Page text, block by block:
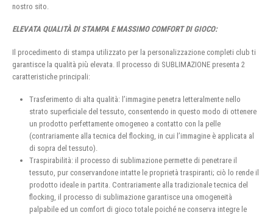
nostro sito.
ELEVATA QUALITÀ DI STAMPA E MASSIMO COMFORT DI GIOCO:
Il procedimento di stampa utilizzato per la personalizzazione completi club ti
garantisce la qualità più elevata. Il processo di SUBLIMAZIONE presenta 2
caratteristiche principali:
Trasferimento di alta qualità: l’immagine penetra letteralmente nello
strato superficiale del tessuto, consentendo in questo modo di ottenere
un prodotto perfettamente omogeneo a contatto con la pelle
(contrariamente alla tecnica del flocking, in cui l’immagine è applicata al
di sopra del tessuto).
Traspirabilità: il processo di sublimazione permette di penetrare il
tessuto, pur conservandone intatte le proprietà traspiranti; ciò lo rende il
prodotto ideale in partita. Contrariamente alla tradizionale tecnica del
flocking, il processo di sublimazione garantisce una omogeneità
palpabile ed un comfort di gioco totale poiché ne conserva integre le